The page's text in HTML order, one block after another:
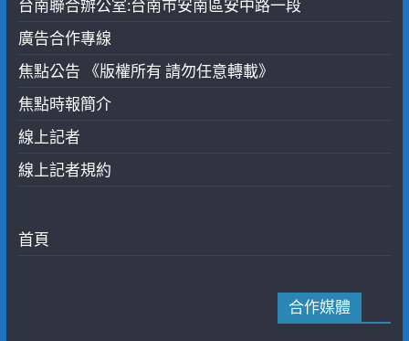
台南聯合辦公室:台南市安南區安中路一段
廣告合作專線
焦點公告 《版權所有 請勿任意轉載》
焦點時報簡介
線上記者
線上記者規約
首頁
合作媒體